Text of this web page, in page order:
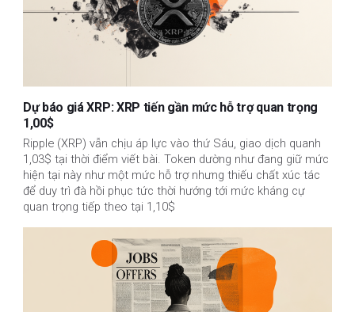
Dự báo giá XRP: XRP tiến gần mức hỗ trợ quan trọng
1,00$
Ripple (XRP) vẫn chịu áp lực vào thứ Sáu, giao dịch quanh
1,03$ tại thời điểm viết bài. Token dường như đang giữ mức
hiện tại này như một mức hỗ trợ nhưng thiếu chất xúc tác
để duy trì đà hồi phục tức thời hướng tới mức kháng cự
quan trọng tiếp theo tại 1,10$